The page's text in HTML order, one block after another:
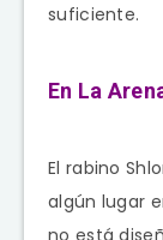
suficiente.
En La
El rabino
algún lugar
no está